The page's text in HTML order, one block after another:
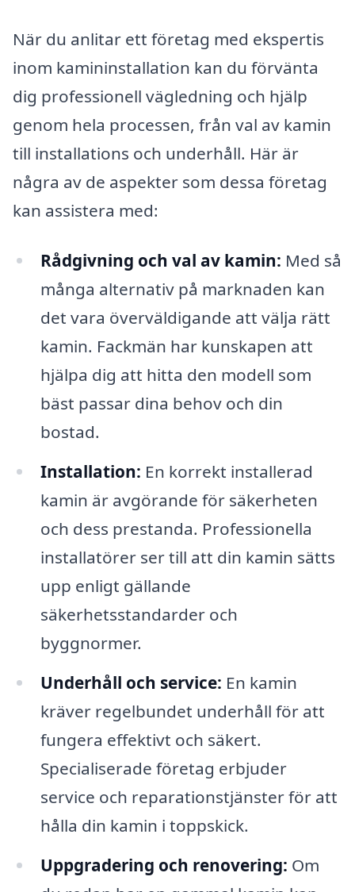
När du anlitar ett företag med ekspertis
inom kamininstallation kan du förvänta
dig professionell vägledning och hjälp
genom hela processen, från val av kamin
till installations och underhåll. Här är
några av de aspekter som dessa företag
kan assistera med:
Rådgivning och val av kamin: Med så
många alternativ på marknaden kan
det vara överväldigande att välja rätt
kamin. Fackmän har kunskapen att
hjälpa dig att hitta den modell som
bäst passar dina behov och din
bostad.
Installation: En korrekt installerad
kamin är avgörande för säkerheten
och dess prestanda. Professionella
installatörer ser till att din kamin sätts
upp enligt gällande
säkerhetsstandarder och
byggnormer.
Underhåll och service: En kamin
kräver regelbundet underhåll för att
fungera effektivt och säkert.
Specialiserade företag erbjuder
service och reparationstjänster för att
hålla din kamin i toppskick.
Uppgradering och renovering: Om